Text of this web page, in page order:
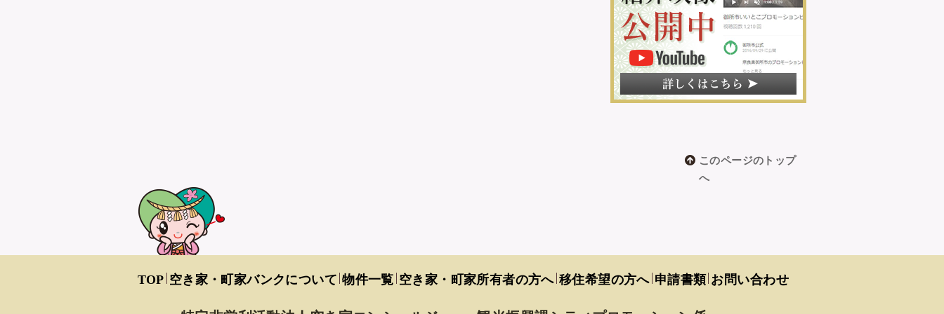
このページのトップ
へ
TOP 空き家・町家バンクについて 物件一覧 空き家・町家所有者の方へ 移住希望の方へ 申請書類 お問い合わせ